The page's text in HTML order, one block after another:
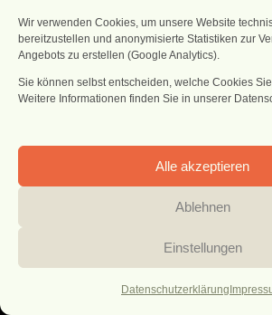
Wir verwenden Cookies, um unsere Website
bereitzustellen und anonymisierte Statistiken zur
Angebots zu erstellen (Google Analytics).
Sie können selbst entscheiden, welche Cookies
Weitere Informationen finden Sie in unserer
Alle akzeptieren
Ablehnen
Einstellungen
Datenschutzerklärung
RKM 740
Pariser Str.
Tel. +49 211 95954780
Impressum
Datenschutz
Cookie-
Atelier Christa Maria